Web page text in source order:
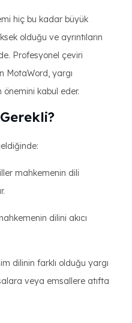
hiç bu kadar büyük
olduğu ve ayrıntıların
Profesyonel çeviri
MotaWord, yargı
kabul eder.
mahkemenin dili
dilini akıcı
dilinin farklı olduğu yargı
veya emsallere atıfta